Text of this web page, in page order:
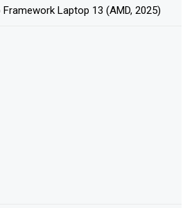
Laptop 13 (AMD, 2025)